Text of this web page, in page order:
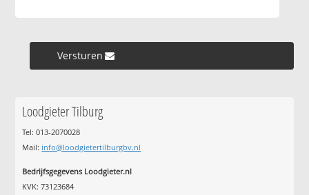
Versturen »
Loodgieter Tilburg
Tel: 013-2070028
Mail: info@loodgietertilburgbv.nl
Bedrijfsgegevens Loodgieter.nl
KVK: 73123684